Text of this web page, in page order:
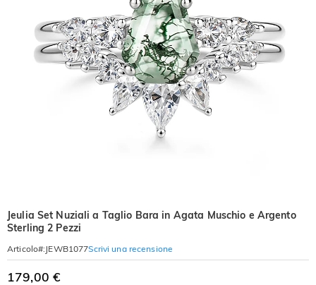
Jeulia Set Nuziali a Taglio Bara in Agata Muschio e Argento
Sterling 2 Pezzi
Articolo#: JEWB1077Scrivi una recensione
179,00 €